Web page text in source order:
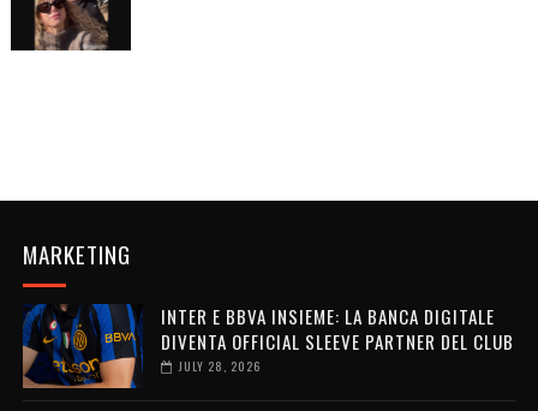
MARKETING
INTER E BBVA INSIEME: LA BANCA DIGITALE
DIVENTA OFFICIAL SLEEVE PARTNER DEL CLUB
JULY 28, 2026